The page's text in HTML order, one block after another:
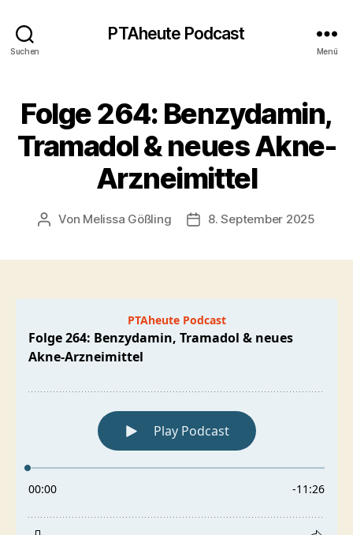
Suchen
PTAheute Podcast
Menü
Folge 264: Benzydamin,
Tramadol & neues Akne-
Arzneimittel
Beitragsautor
Von Melissa Gößling Veröffentlichungsdatum
8. September 2025